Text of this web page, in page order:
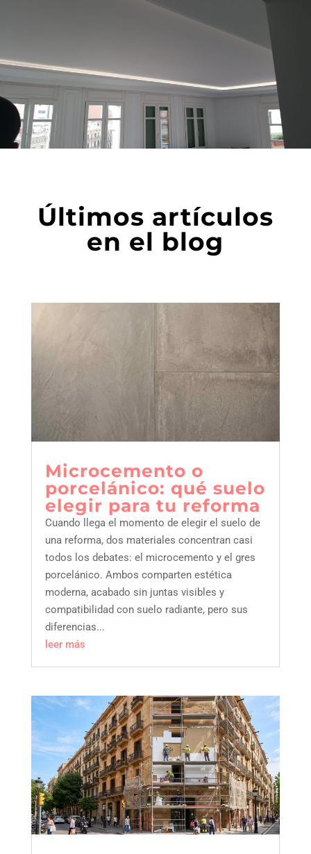
últimos artículos
en el blog
microcemento o
porcelánico: qué suelo
elegir para tu reforma
Cuando llega el momento de elegir el suelo de
una reforma, dos materiales concentran casi
todos los debates: el microcemento y el gres
porcelánico. Ambos comparten estética
moderna, acabado sin juntas visibles y
compatibilidad con suelo radiante, pero sus
diferencias...
leer más